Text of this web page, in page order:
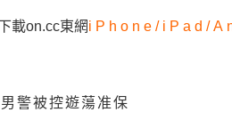
載on.cc東網iPhone/ iPad/
警被控遊蕩准保